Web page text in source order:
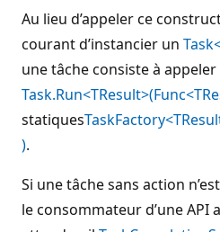
Au lieu d’appeler ce
courant d’instancier un
une tâche consiste à
statiques
).
Si une tâche sans action
le consommateur d’une API